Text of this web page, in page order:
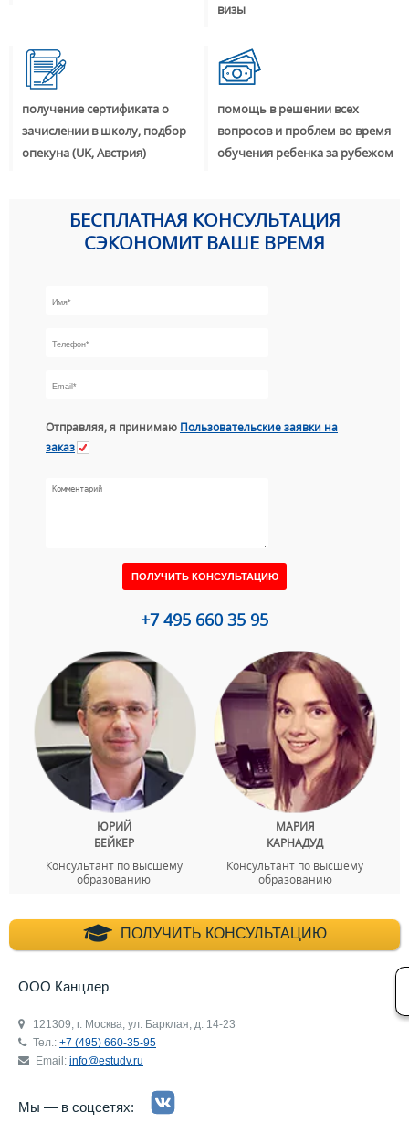
визы
получение сертификата о
зачислении в школу, подбор
опекуна (UK, Австрия)
помощь в решении всех
вопросов и проблем во время
обучения ребенка за рубежом
БЕСПЛАТНАЯ КОНСУЛЬТАЦИЯ
СЭКОНОМИТ ВАШЕ ВРЕМЯ
Отправляя, я принимаю Пользовательские заявки на
заказ
+7 495 660 35 95
ЮРИЙ
БЕЙКЕР
Консультант по высшему
образованию
МАРИЯ
КАРНАДУД
Консультант по высшему
образованию
ПОЛУЧИТЬ КОНСУЛЬТАЦИЮ
+7 (495) 660-35-
ООО Канцлер
121309, г. Москва, ул. Барклая, д. 14-23
Тел.: +7 (495) 660-35-95
Email: info@estudy.ru
Мы — в соцсетях: